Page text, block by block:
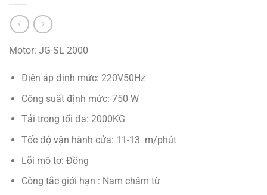
Motor: JG-SL 2000
Điện áp định mức: 220V50Hz
Công suất định mức: 750 W
Tải trọng tối đa: 2000KG
Tốc độ vận hành cửa: 11-13 m/phút
Lõi mô tơ: Đồng
Công tắc giới hạn : Nam châm từ